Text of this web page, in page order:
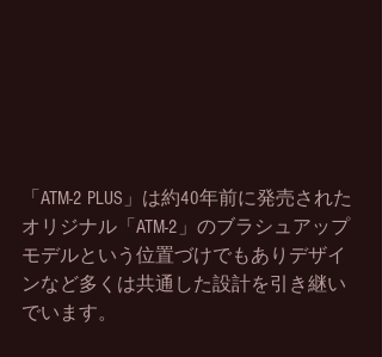
「ATM-2 PLUS」は約40年前に発売された
オリジナル「ATM-2」のブラシュアップ
モデルという位置づけでもありデザイ
ンなど多くは共通した設計を引き継い
でいます。